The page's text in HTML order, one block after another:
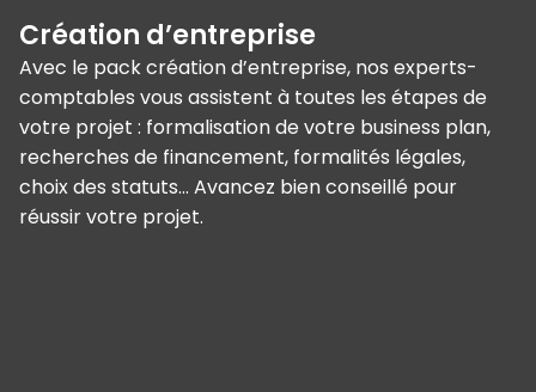
Création d’entreprise
Avec le pack création d’entreprise, nos experts-
comptables vous assistent à toutes les étapes de
votre projet : formalisation de votre business plan,
recherches de financement, formalités légales,
choix des statuts… Avancez bien conseillé pour
réussir votre projet.